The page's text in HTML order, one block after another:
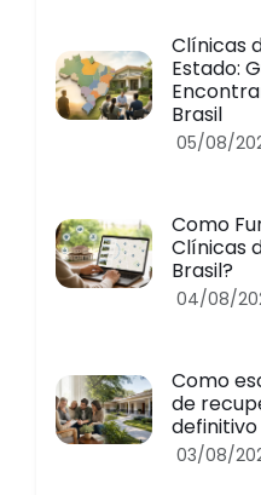
Clínicas
Estado:
Brasil
05/08/
Como
Clínicas
Brasil?
04/08/
Como
de
03/08/